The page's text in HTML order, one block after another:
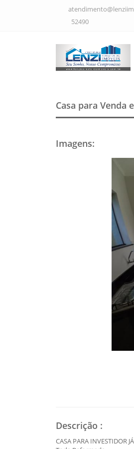
52490
Casa para Venda
Imagens:
Descrição :
CASA PARA INVESTIDOR